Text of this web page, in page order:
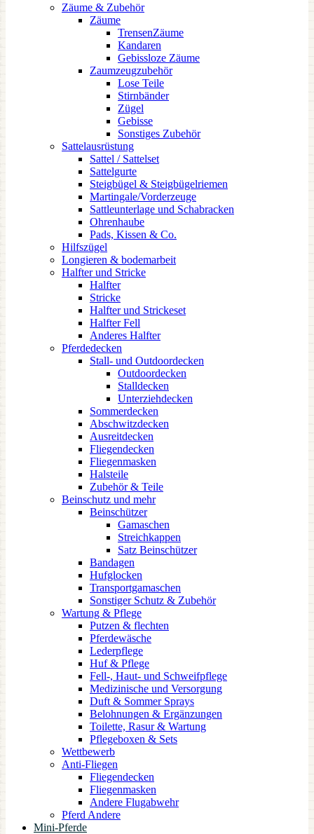
Zäume & Zubehör
Zäume
TrensenZäume
Kandaren
Gebissloze Zäume
Zaumzeugzubehör
Lose Teile
Stirnbänder
Zügel
Gebisse
Sonstiges Zubehör
Sattelausrüstung
Sattel / Sattelset
Sattelgurte
Steigbügel & Steigbügelriemen
Martingale/Vorderzeuge
Sattleunterlage und Schabracken
Ohrenhaube
Pads, Kissen & Co.
Hilfszügel
Longieren & bodemarbeit
Halfter und Stricke
Halfter
Stricke
Halfter und Strickeset
Halfter Fell
Anderes Halfter
Pferdedecken
Stall- und Outdoordecken
Outdoordecken
Stalldecken
Unterziehdecken
Sommerdecken
Abschwitzdecken
Ausreitdecken
Fliegendecken
Fliegenmasken
Halsteile
Zubehör & Teile
Beinschutz und mehr
Beinschützer
Gamaschen
Streichkappen
Satz Beinschützer
Bandagen
Hufglocken
Transportgamaschen
Sonstiger Schutz & Zubehör
Wartung & Pflege
Putzen & flechten
Pferdewäsche
Lederpflege
Huf & Pflege
Fell-, Haut- und Schweifpflege
Medizinische und Versorgung
Duft & Sommer Sprays
Belohnungen & Ergänzungen
Toilette, Rasur & Wartung
Pflegeboxen & Sets
Wettbewerb
Anti-Fliegen
Fliegendecken
Fliegenmasken
Andere Flugabwehr
Pferd Andere
Mini-Pferde